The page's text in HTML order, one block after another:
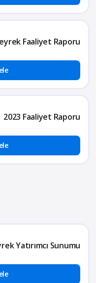
Faaliyet Raporu
2023 Faaliyet Raporu
Yatırımcı Sunumu